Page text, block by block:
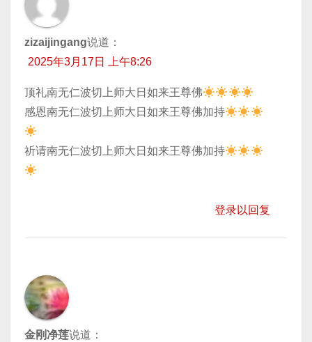
zizaijingang说道：
2025年3月17日 上午8:26
顶礼南无仁波切上师大日如来王尊佛
​感恩南无仁波切上师大日如来王尊佛加持
​祈请南无仁波切上师大日如来王尊佛加持
登录以回复
金刚净莲说道：